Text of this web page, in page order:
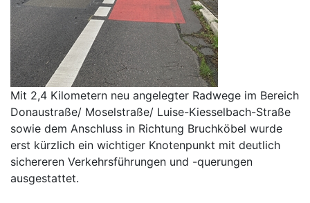
Mit 2,4 Kilometern neu angelegter Radwege im Bereich
Donaustraße/ Moselstraße/ Luise-Kiesselbach-Straße
sowie dem Anschluss in Richtung Bruchköbel wurde
erst kürzlich ein wichtiger Knotenpunkt mit deutlich
sichereren Verkehrsführungen und -querungen
ausgestattet.